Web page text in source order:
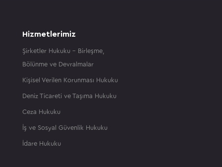
Hizmetlerimiz
Şirketler Hukuku – Birleşme,
Bölünme ve Devralmalar
Kişisel Verilen Korunması Hukuku
Deniz Ticareti ve Taşıma Hukuku
Ceza Hukuku
İş ve Sosyal Güvenlik Hukuku
İdare Hukuku